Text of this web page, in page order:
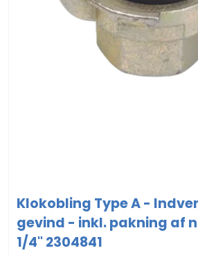
Klokobling Type A -
gevind - inkl. pakning af
1/4" 2304841